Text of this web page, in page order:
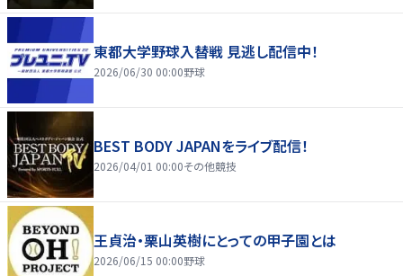
東都大学野球入替戦 見逃し配信中！
2026/06/30 00:00野球
BEST BODY JAPANをライブ配信！
2026/04/01 00:00その他競技
王貞治・栗山英樹にとっての甲子園とは
2026/06/15 00:00野球